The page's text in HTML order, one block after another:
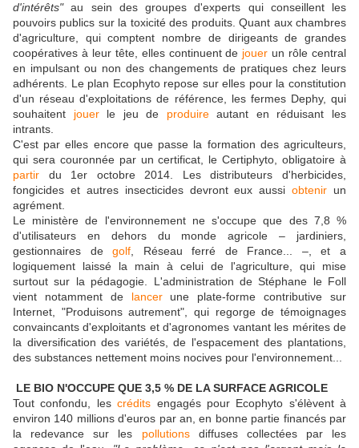
d'intérêts"au sein des groupes d'experts qui conseillent les
pouvoirs publics sur la toxicité des produits. Quant aux chambres
d'agriculture, qui comptent nombre de dirigeants de grandes
coopératives à leur tête, elles continuent de jouer un rôle central
en impulsant ou non des changements de pratiques chez leurs
adhérents. Le plan Ecophyto repose sur elles pour la constitution
d'un réseau d'exploitations de référence, les fermes Dephy, qui
souhaitent jouerle jeu de produireautant en réduisant les
intrants.
C'est par elles encore que passe la formation des agriculteurs,
qui sera couronnée par un certificat, le Certiphyto, obligatoire à
partir du 1er octobre 2014. Les distributeurs d'herbicides,
fongicides et autres insecticides devront eux aussiobtenir un
agrément.
Le ministère de l'environnement ne s'occupe que des 7,8 %
d'utilisateurs en dehors du monde agricole – jardiniers,
gestionnaires degolf , Réseau ferré de France... –, et a
logiquement laissé la main à celui de l'agriculture, qui mise
surtout sur la pédagogie. L'administration de Stéphane le Foll
vient notamment de lancerune plate-forme contributive sur
Internet, "Produisons autrement", qui regorge de témoignages
convaincants d'exploitants et d'agronomes vantant les mérites de
la diversification des variétés, de l'espacement des plantations,
des substances nettement moins nocives pour l'environnement...
LE BIO N'OCCUPE QUE 3,5 % DE LA SURFACE AGRICOLE
Tout confondu, lescrédits engagés pour Ecophyto s'élèvent à
environ 140 millions d'euros par an, en bonne partie financés par
la redevance sur les pollutionsdiffuses collectées par les